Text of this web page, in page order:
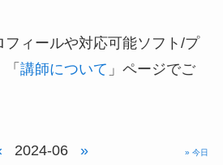
フィールや対応可能ソフト/プ
講師について 」ページでご
2024-06 » » 今日